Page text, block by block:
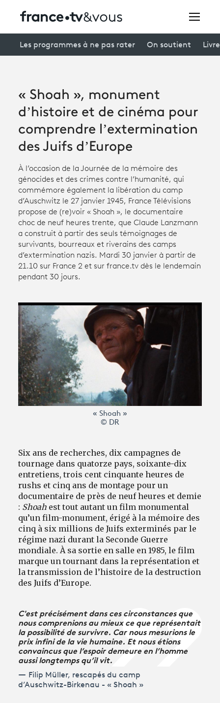
connexion
Avantages fidélité
Creators
Participer et assister à une émission
À votre écoute
Productions et innovation
Programme tv
Les programmes à ne pas rater On soutient
« Shoah », monument
d’histoire et de cinéma pour
comprendre l’extermination
des Juifs d’Europe
À l’occasion de la Journée de la mémoire des
génocides et des crimes contre l’humanité, qui
commémore également la libération du camp
d’Auschwitz le 27 janvier 1945, France Télévisions
propose de (re)voir « Shoah », le documentaire
choc de neuf heures trente, que Claude Lanzmann
a construit à partir des seuls témoignages de
survivants, bourreaux et riverains des camps
d’extermination nazis. Mardi 30 janvier à partir de
21.10 sur France 2 et sur france.tv dès le lendemain
pendant 30 jours.
« Shoah »
© DR
Six ans de recherches, dix campagnes de
tournage dans quatorze pays, soixante-dix
entretiens, trois cent cinquante heures de
rushs et cinq ans de montage pour un
documentaire de près de neuf heures et demie
: Shoah est tout autant un film monumental
qu’un film-monument, érigé à la mémoire des
cinq à six millions de Juifs exterminés par le
régime nazi durant la Seconde Guerre
mondiale. À sa sortie en salle en 1985, le film
marque un tournant dans la représentation et
la transmission de l’histoire de la destruction
des Juifs d’Europe.
C'est précisément dans ces circonstances que
nous comprenions au mieux ce que représentait
la possibilité de survivre. Car nous mesurions le
prix infini de la vie humaine. Et nous étions
convaincus que l’espoir demeure en l’homme
aussi longtemps qu’il vit.
Filip Müller, rescapés du camp
d’Auschwitz-Birkenau - « Shoah »